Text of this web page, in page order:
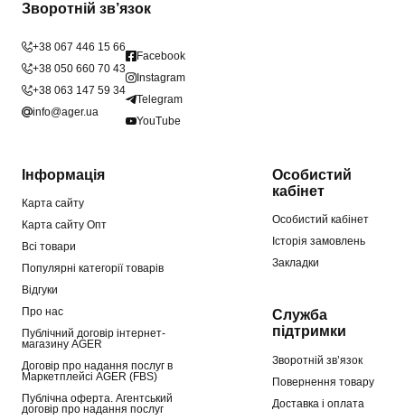
Зворотній зв’язок
+38 067 446 15 66
+38 050 660 70 43
+38 063 147 59 34
info@ager.ua
Facebook
Instagram
Telegram
YouTube
Інформація
Карта сайту
Карта сайту Опт
Всі товари
Популярні категорії товарів
Відгуки
Про нас
Публічний договір інтернет-
магазину AGER
Договір про надання послуг в
Маркетплейсі AGER (FBS)
Публічна оферта. Агентський
договір про надання послуг
Особистий
кабінет
Особистий кабінет
Історія замовлень
Закладки
Служба
підтримки
Зворотній зв’язок
Повернення товару
Доставка і оплата